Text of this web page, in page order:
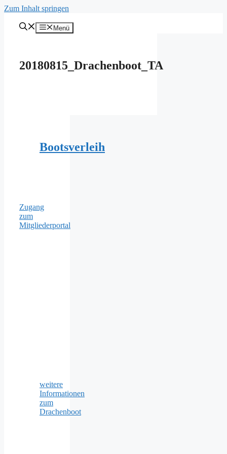
Zum Inhalt springen
Menü
20180815_Drachenboot_TA
Bootsverleih
Zugang
zum
Mitgliederportal
weitere
Informationen
zum
Drachenboot